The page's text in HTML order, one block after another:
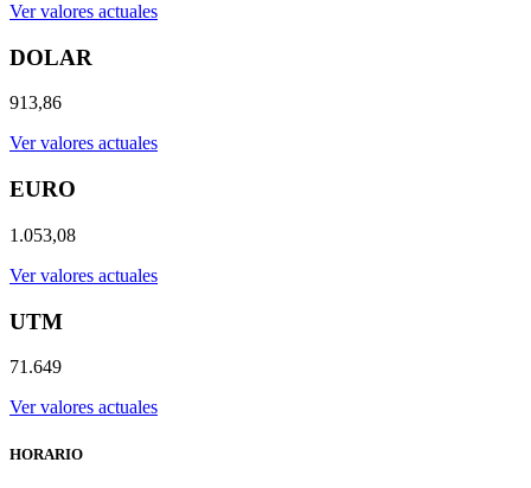
Ver valores actuales
DOLAR
913,86
Ver valores actuales
EURO
1.053,08
Ver valores actuales
UTM
71.649
Ver valores actuales
HORARIO